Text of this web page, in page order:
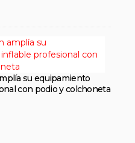
su equipamiento
con podio y colchoneta